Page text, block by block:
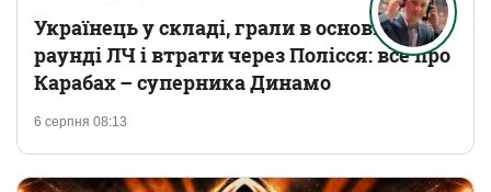
6 серпня 08:13
Українець у складі, грали в основному
раунді ЛЧ і втрати через Полісся: все про
Карабах – суперника Динамо